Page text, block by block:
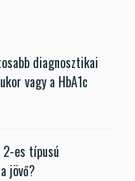
diagnosztikai
vagy a HbA1c
es típusú
jövő?